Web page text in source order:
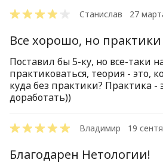
Станислав 27
Все хорошо, но
Поставил бы 5-ку, но все-таки
практиковаться, теория - это,
куда без практики? Практика -
доработать))
Владимир 19
Благодарен Нетологии!